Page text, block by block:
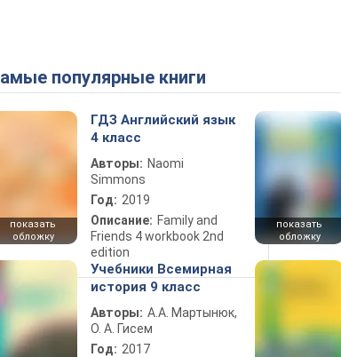
Самые популярные книги
показать
обложку
ГДЗ Английский язык
4 класс
Авторы: Naomi
Simmons
Год: 2019
Описание: Family and
Friends 4 workbook 2nd
edition
показать
обложку
Учебники Всемирная
история 9 класс
Авторы: А.А. Мартынюк,
О. А. Гисем
Год: 2017